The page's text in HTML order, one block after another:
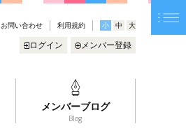
お問い合わせ 利用規約 小 中 大
ログイン メンバー登録
メンバーブログ
Blog